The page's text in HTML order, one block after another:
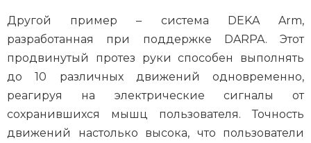
Другой пример – система DEKA Arm,
разработанная при поддержке DARPA. Этот
продвинутый протез руки способен выполнять
до 10 различных движений одновременно,
реагируя на электрические сигналы от
сохранившихся мышц пользователя. Точность
движений настолько высока, что пользователи